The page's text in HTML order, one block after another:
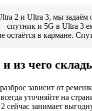
2 и Ultra 3, мы
спутник и 5G в Ultra 3
в кармане.
из чего
зависит от
уточняйте на
сейчас занимает